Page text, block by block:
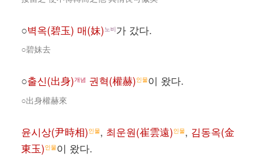
○벽옥(碧玉) 매(妹)노비가 갔다.
○碧妹去
○출신(出身)개념 권혁(權赫)인물이 왔다.
○出身權赫來
윤시상(尹時相)인물, 최운원(崔雲遠)인물, 김동옥(金
東玉)인물이 왔다.